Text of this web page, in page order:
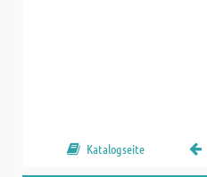
Katalogseite